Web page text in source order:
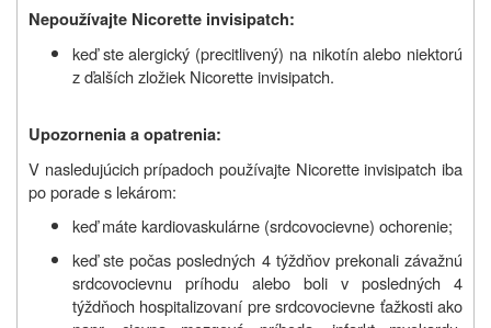
Nepoužívajte Nicorette invisipatch:
keď ste alergický (precitlivený) na nikotín alebo niektorú
z ďalších zložiek Nicorette invisipatch.
Upozornenia a opatrenia:
V nasledujúcich prípadoch používajte Nicorette invisipatch iba
po porade s lekárom:
keď máte kardiovaskulárne (srdcovocievne) ochorenie;
keď ste počas posledných 4 týždňov prekonali závažnú
srdcovocievnu príhodu alebo boli v posledných 4
týždňoch hospitalizovaní pre srdcovocievne ťažkosti ako